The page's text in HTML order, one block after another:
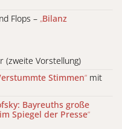
Flops – „Bilanz
(zweite Vorstellung)
Stimmen“ mit
Bayreuths große
Spiegel der Presse“